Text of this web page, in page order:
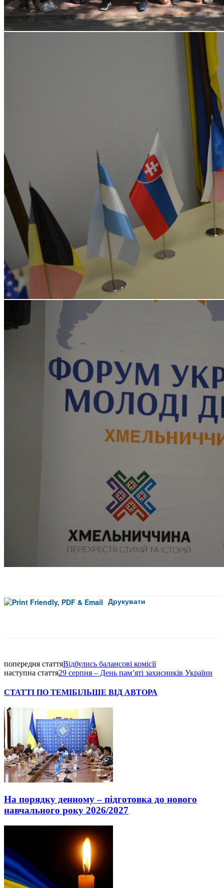
Друкувати
попередня статтяВідбулись балансові комісії
наступна стаття29 серпня – День пам’яті захисників України
СТАТТІ ПО ТЕМІБІЛЬШЕ ВІД АВТОРА
На порядку денному – підготовка до нового
навчального року 2026/2027